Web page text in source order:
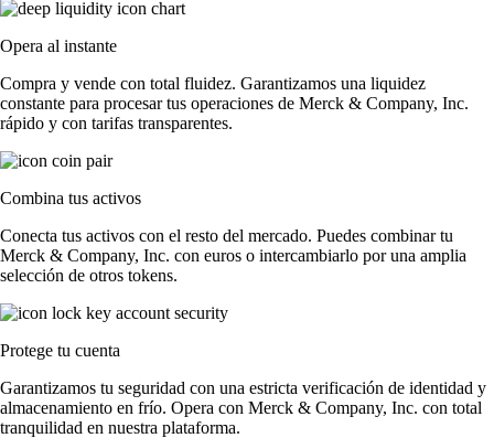
Opera al instante
Compra y vende con total fluidez. Garantizamos una liquidez
constante para procesar tus operaciones de Merck & Company, Inc.
rápido y con tarifas transparentes.
Combina tus activos
Conecta tus activos con el resto del mercado. Puedes combinar tu
Merck & Company, Inc. con euros o intercambiarlo por una amplia
selección de otros tokens.
Protege tu cuenta
Garantizamos tu seguridad con una estricta verificación de identidad y
almacenamiento en frío. Opera con Merck & Company, Inc. con total
tranquilidad en nuestra plataforma.